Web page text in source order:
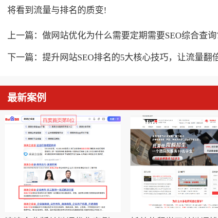
将看到流量与排名的质变!
上一篇： 做网站优化为什么需要定期需要SEO综合查询
下一篇： 提升网站SEO排名的5大核心技巧，让流量翻
最新案例